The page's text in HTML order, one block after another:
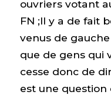
ouvriers votant
FN ;Il y a de fait
venus de
que de gens qui
cesse donc de
est une question